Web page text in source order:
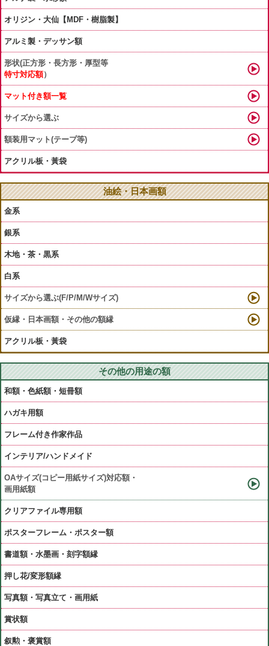
オリジン・大仙【MDF・樹脂製】
アルミ製・デッサン額
形状(正方形・長方形・厚型等
特寸対応額）
マット付き額一覧
サイズから選ぶ
額装用マット(テープ等)
アクリル板・黃袋
油絵・日本画額
金系
銀系
木地・茶・黒系
白系
サイズから選ぶ(F/P/M/Wサイズ)
仮縁・日本画額・その他の額縁
アクリル板・黃袋
その他の用途の額
和額・色紙額・短冊額
ハガキ用額
フレーム付き作家作品
インテリア/ハンドメイド
OAサイズ(コピー用紙サイズ)対応額・
画用紙額
クリアファイル専用額
ポスターフレーム・ポスター額
書道額・水墨画・刻字額縁
押し花/変形額縁
写真額・写真立て・画用紙
賞状額
叙勲・褒賞額